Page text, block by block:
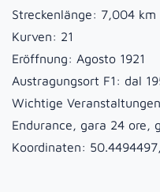
Streckenlänge: 7,004 km
Kurven: 21
Eröffnung: Agosto 1921
Austragungsort F1: dal
Wichtige
Endurance, gara 24 ore,
Koordinaten: